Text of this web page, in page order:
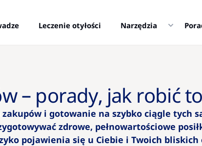
Leczenie otyłości Narzędzia
– porady, jak robić
i gotowanie na szybko ciągle tych
zdrowe, pełnowartościowe
pojawienia się u Ciebie i Twoich bliskich